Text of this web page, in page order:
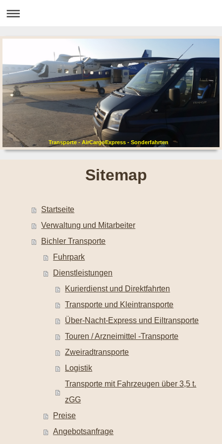
Transporte - AirCargoExpress - Sonderfahrten
Sitemap
Startseite
Verwaltung und Mitarbeiter
Bichler Transporte
Fuhrpark
Dienstleistungen
Kurierdienst und Direktfahrten
Transporte und Kleintransporte
Über-Nacht-Express und Eiltransporte
Touren / Arzneimittel -Transporte
Zweiradtransporte
Logistik
Transporte mit Fahrzeugen über 3,5 t.
zGG
Preise
Angebotsanfrage